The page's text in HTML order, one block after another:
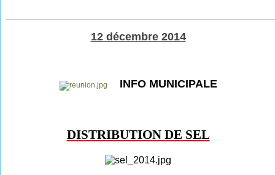
12 décembre 2014
INFO MUNICIPALE
DISTRIBUTION DE SEL